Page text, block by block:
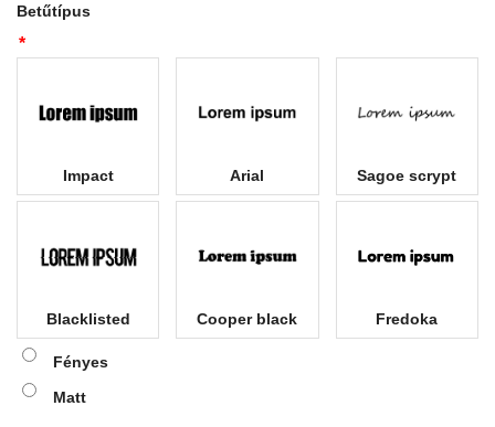
Betűtípus
*
Impact Arial Sagoe scrypt
Blacklisted Cooper black Fredoka
Fényes
Matt